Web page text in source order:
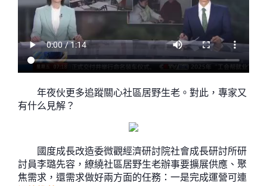
年夜伙更多追蹤關心社區居野生老。對此，專家又
有什么見解？
國度成長改造委微觀經濟研討院社會成長研討所研
討員李璐先容，繚繞社區居野生老辦事要擴展供應、聚
焦需求，還需求做好兩方面的任務：一是完成運營可連